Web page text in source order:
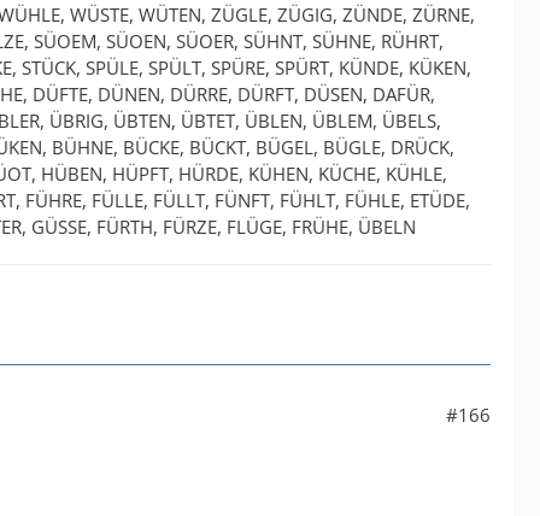
WÜSTE, WÜTEN, ZÜGLE, ZÜGIG, ZÜNDE, ZÜRNE,
SÜOEM, SÜOEN, SÜOER, SÜHNT, SÜHNE, RÜHRT,
STÜCK, SPÜLE, SPÜLT, SPÜRE, SPÜRT, KÜNDE, KÜKEN,
DÜFTE, DÜNEN, DÜRRE, DÜRFT, DÜSEN, DAFÜR,
ÜBRIG, ÜBTEN, ÜBTET, ÜBLEN, ÜBLEM, ÜBELS,
BÜHNE, BÜCKE, BÜCKT, BÜGEL, BÜGLE, DRÜCK,
HÜBEN, HÜPFT, HÜRDE, KÜHEN, KÜCHE, KÜHLE,
FÜHRE, FÜLLE, FÜLLT, FÜNFT, FÜHLT, FÜHLE, ETÜDE,
GÜSSE, FÜRTH, FÜRZE, FLÜGE, FRÜHE, ÜBELN
#166